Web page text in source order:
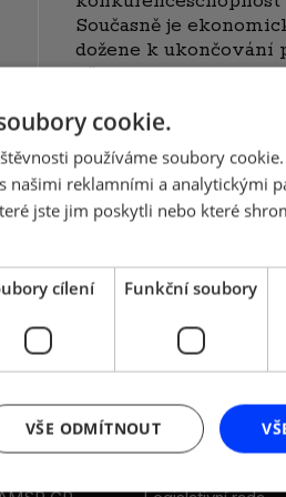
Současně je
dožene k ukončování
přechodu na DPP a
problémem už nyní
rotační výuce.
LEGISLATIVA
cookie.
používáme soubory
našimi reklamními a analytickými
jste jim poskytli nebo které
cílení Funkční soubory
VŠE ODMÍTNOUT